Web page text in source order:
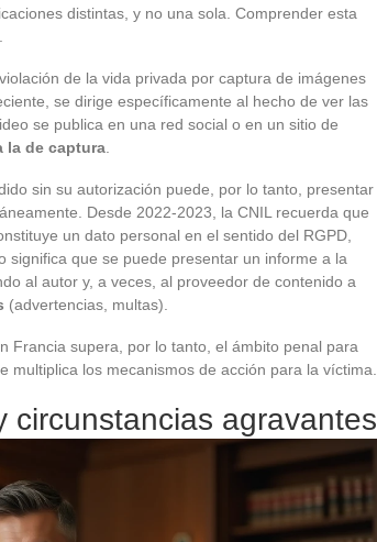
distintas, y no una sola. Comprender esta
de la vida privada por captura de imágenes
se dirige específicamente al hecho de ver las
se publica en una red social o en un sitio de
la de captura
sin su autorización puede, por lo tanto, presentar
Desde 2022-2023, la CNIL recuerda que
un dato personal en el sentido del RGPD,
significa que se puede presentar un informe a la
al autor y, a veces, al proveedor de contenido a
(advertencias, multas).
Francia supera, por lo tanto, el ámbito penal para
los mecanismos de acción para la víctima.
circunstancias agravantes